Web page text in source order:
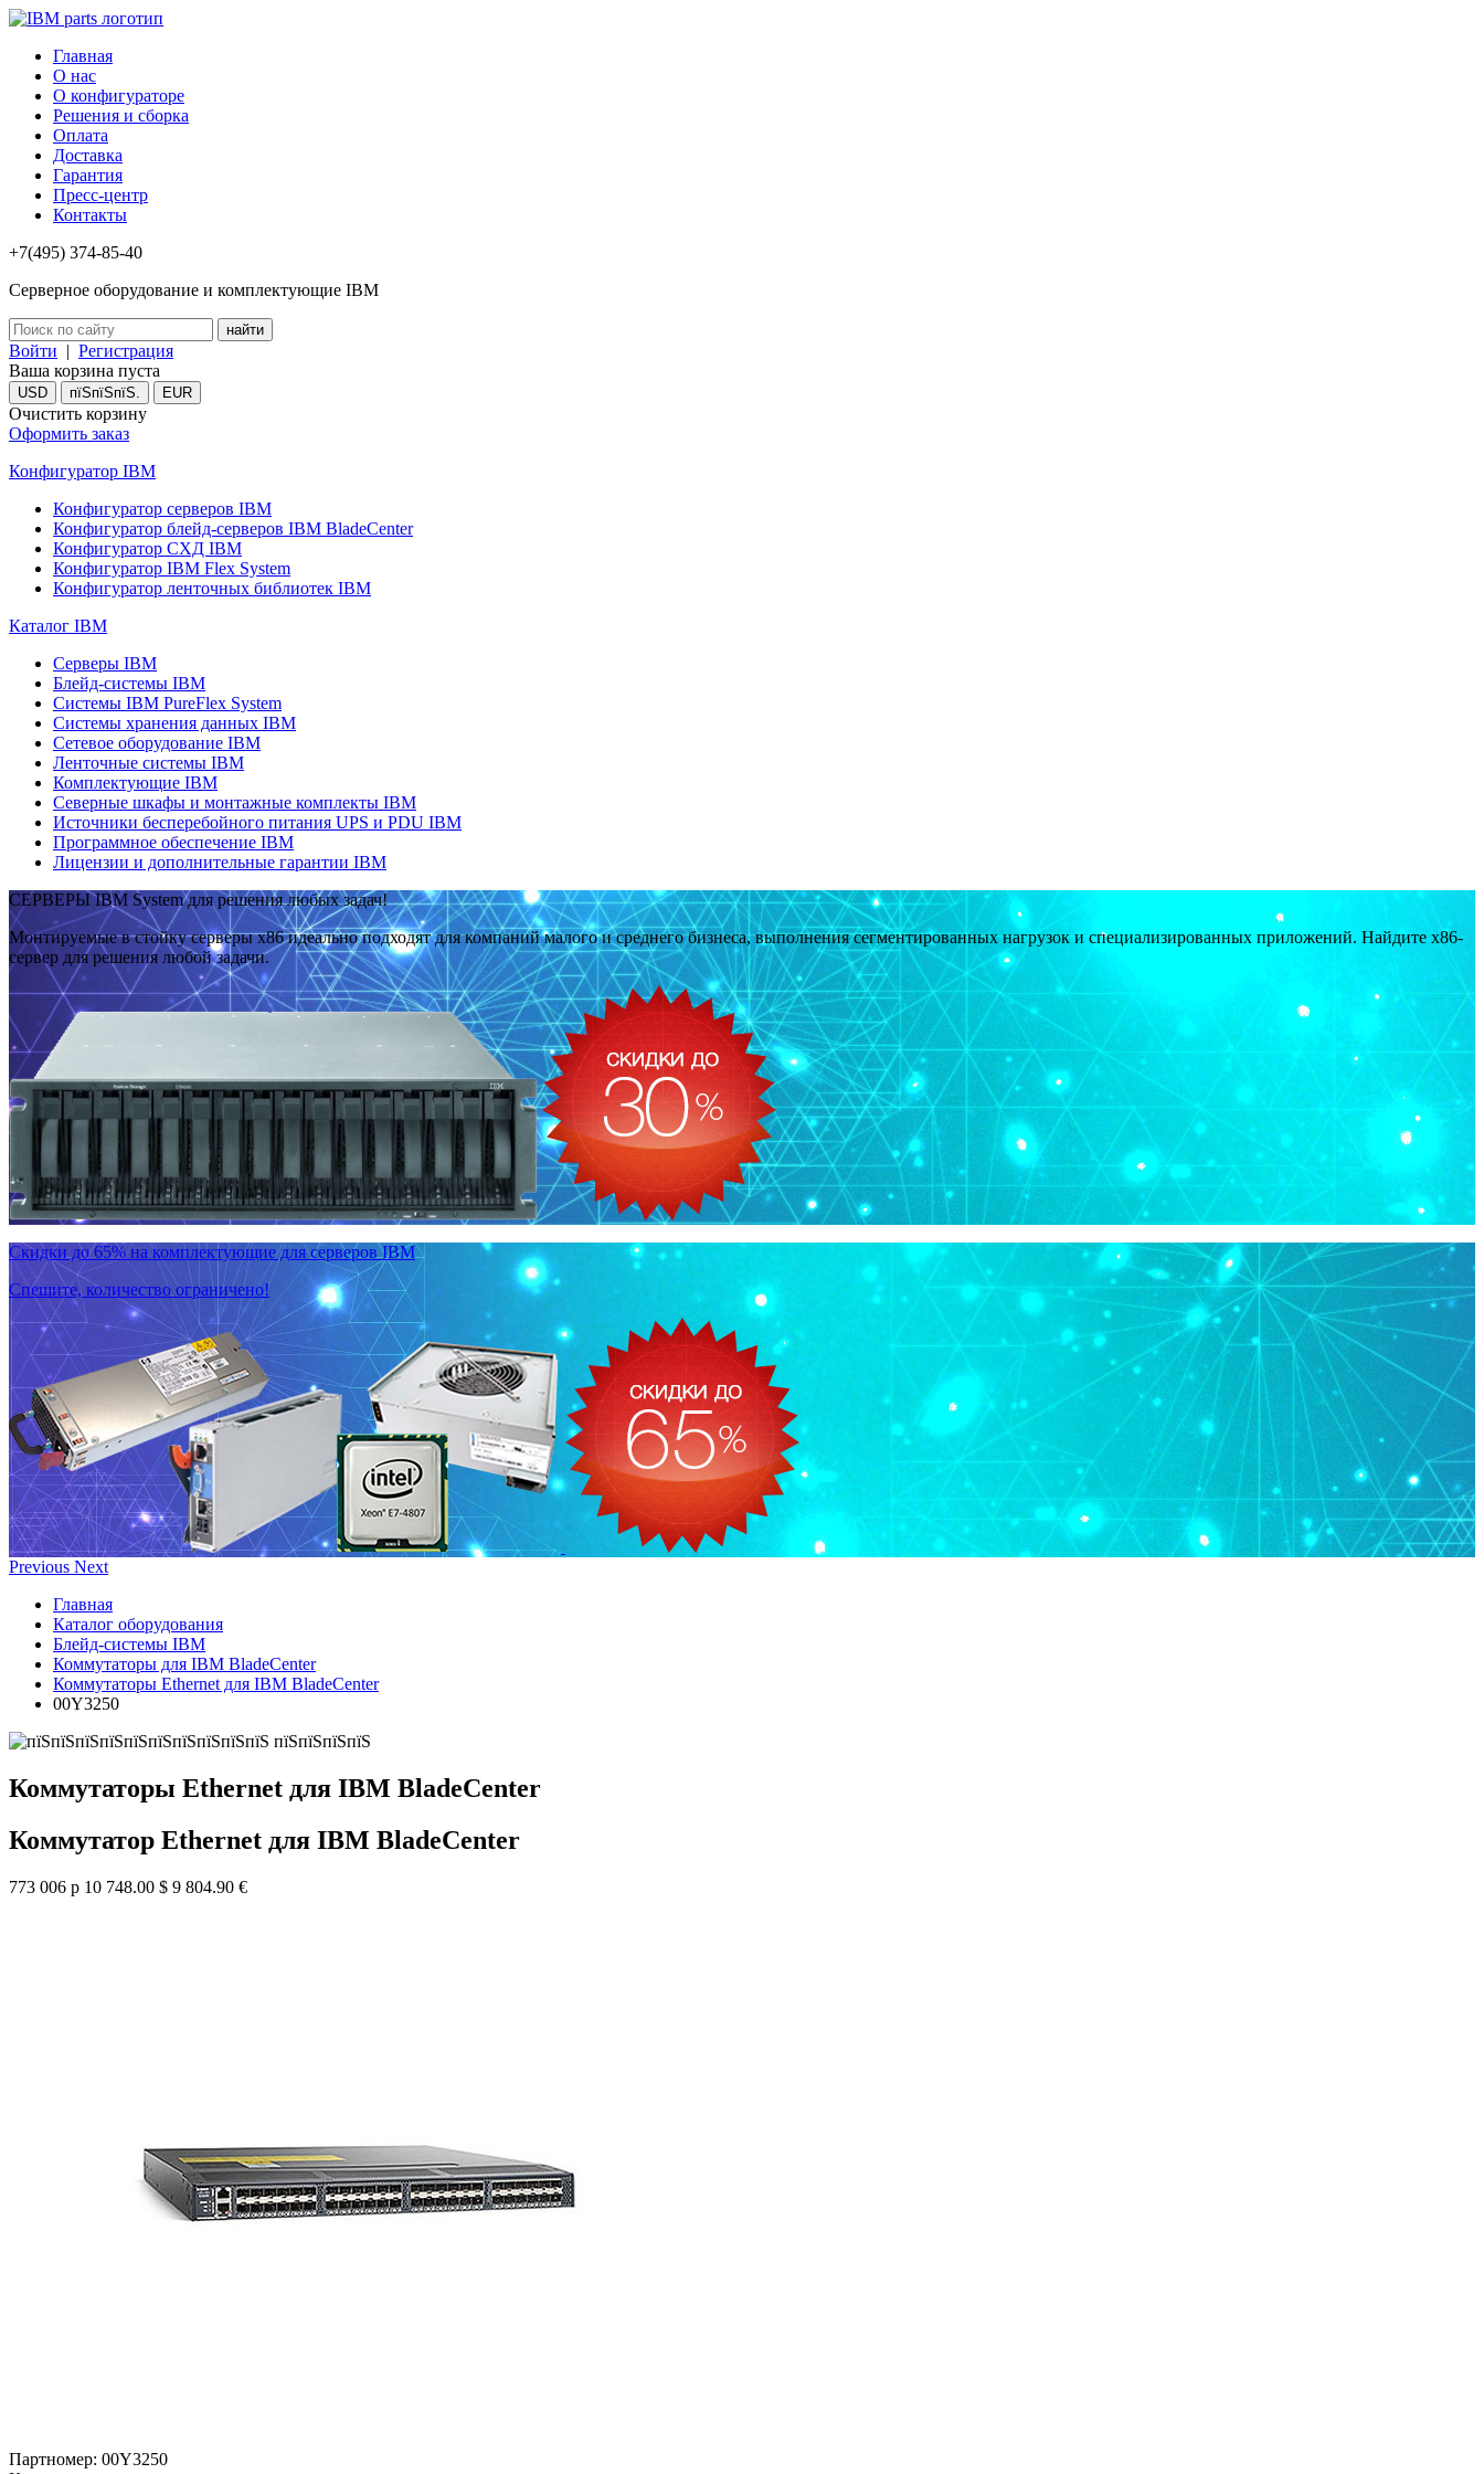
Главная
О нас
О конфигураторе
Решения и сборка
Оплата
Доставка
Гарантия
Пресс-центр
Контакты
+7(495) 374-85-40
Серверное оборудование и комплектующие IBM
Войти | Регистрация
Ваша корзина пуста
USD пїЅпїЅпїЅ. EUR
Очистить корзину
Оформить заказ
Конфигуратор IBM
Конфигуратор серверов IBM
Конфигуратор блейд-серверов IBM BladeCenter
Конфигуратор СХД IBM
Конфигуратор IBM Flex System
Конфигуратор ленточных библиотек IBM
Каталог IBM
Серверы IBM
Блейд-системы IBM
Системы IBM PureFlex System
Системы хранения данных IBM
Сетевое оборудование IBM
Ленточные системы IBM
Комплектующие IBM
Северные шкафы и монтажные комплекты IBM
Источники бесперебойного питания UPS и PDU IBM
Программное обеспечение IBM
Лицензии и дополнительные гарантии IBM
СЕРВЕРЫ IBM System для решения любых задач!
Монтируемые в стойку серверы x86 идеально подходят для компаний малого и среднего бизнеса, выполнения сегментированных нагрузок и специализированных приложений. Найдите x86-
сервер для решения любой задачи.
Скидки до 65% на комплектующие для серверов IBM
Спешите, количество ограничено!
Previous Next
Главная
Каталог оборудования
Блейд-системы IBM
Коммутаторы для IBM BladeCenter
Коммутаторы Ethernet для IBM BladeCenter
00Y3250
Коммутаторы Ethernet для IBM BladeCenter
Коммутатор Ethernet для IBM BladeCenter
773 006 р 10 748.00 $ 9 804.90 €
Партномер: 00Y3250